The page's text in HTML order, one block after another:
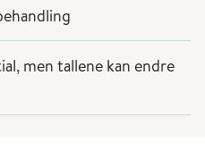
men tallene kan endre